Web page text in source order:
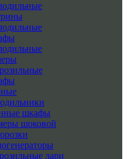
шкафы
шоковой
лари